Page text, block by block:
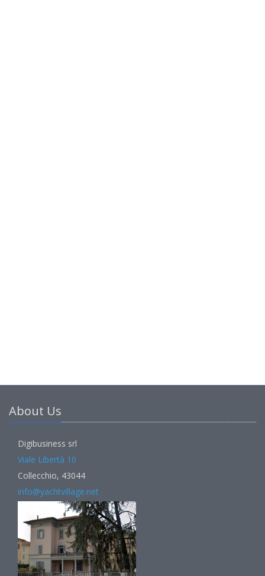
About Us
Digibusiness srl
Viale Libertà 10
Collecchio, 43044
info@yachtvillage.net